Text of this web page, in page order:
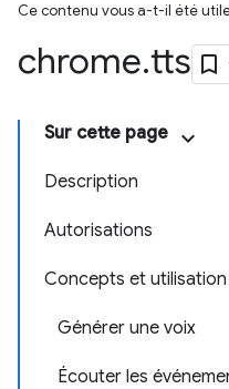
Ce contenu vous a-t-il été
chrome.tts
Sur cette page
Description
Autorisations
Concepts et utilisation
Générer une voix
Écouter les